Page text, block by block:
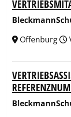
Offenburg